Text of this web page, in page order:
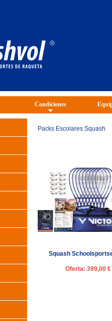
Condiciones
Packs Escolares Squash
Squash
Oferta: 399,00 €